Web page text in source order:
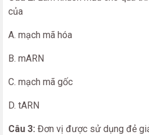
của
A. mạch mã hóa
B. mARN
C. mạch mã gốc
D. tARN
Câu 3: Đơn vị được sử dụng đẻ